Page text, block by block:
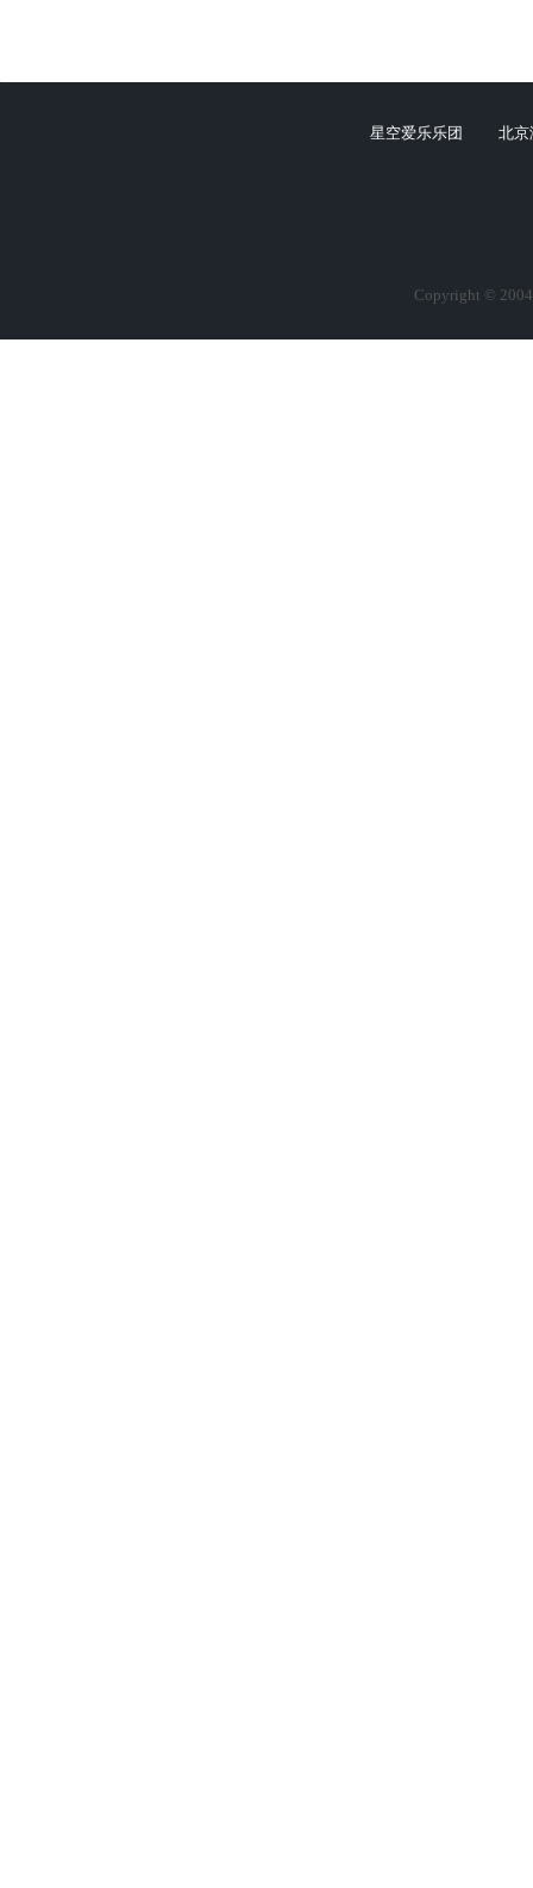
星空爱乐乐团 北京
Copyright ©